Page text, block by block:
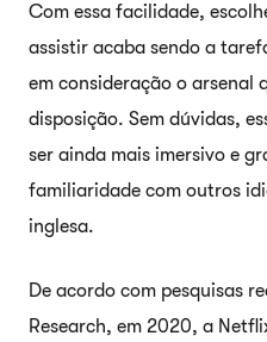
Com essa facilidade,
assistir acaba sendo a
em consideração o arsenal
disposição. Sem dúvidas,
ser ainda mais imersivo e
familiaridade com outros
inglesa.
De acordo com pesquisas
Research, em 2020, a